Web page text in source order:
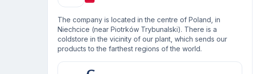
The company is located in the centre of Poland, in
Niechcice (near Piotrków Trybunalski). There is a
coldstore in the vicinity of our plant, which sends our
products to the farthest regions of the world.